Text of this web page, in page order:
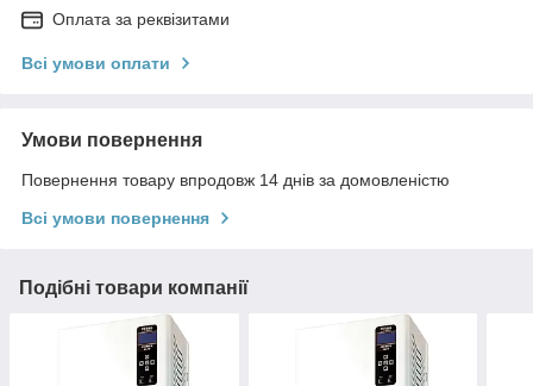
Оплата за реквізитами
Всі умови оплати
Умови повернення
Повернення товару впродовж 14 днів за домовленістю
Всі умови повернення
Подібні товари компанії